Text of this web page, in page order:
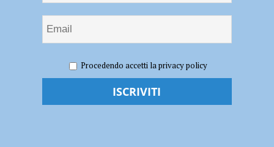
una nuova alba insieme a Spirit Gospel Choir, a Bobbio il 18 agosto
Un inno per una nuova alba insieme a
Procedendo accetti la privacy policy